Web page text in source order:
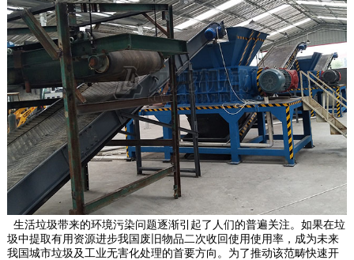
生活垃圾带来的环境污染问题逐渐引起了人们的普遍关注。如果在垃
圾中提取有用资源进步我国废旧物品二次收回使用使用率，成为未来
我国城市垃圾及工业无害化处理的首要方向。为了推动该范畴快速开